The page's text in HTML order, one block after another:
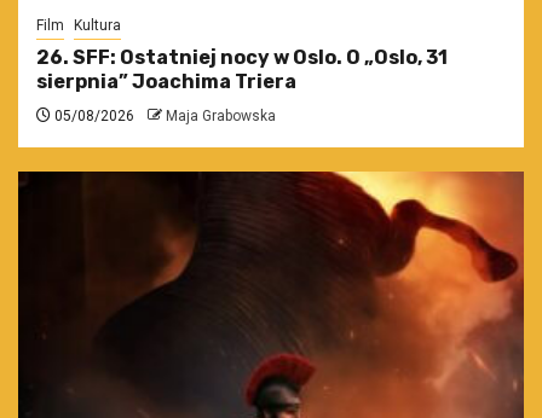
Film Kultura
26. SFF: Ostatniej nocy w Oslo. O „Oslo, 31
sierpnia” Joachima Triera
05/08/2026 Maja Grabowska